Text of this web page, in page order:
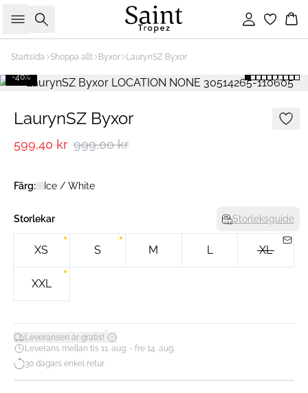
Sök Logga in
Startsida Shoppa allt Byxor LaurynSZ Byxor
-40%
LaurynSZ Byxor
599,40 kr 999,00 kr
Färg: Ice / White
Storlekar Storleksguide
XS S M L XL
XXL
Leveransen är gratis!*
Leverans mellan tis 11. aug. - fre 14. aug.
30 dagars enkel retur